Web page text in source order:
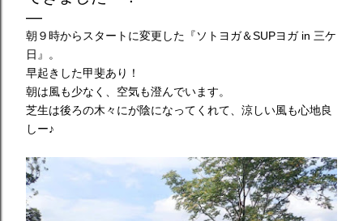
朝９時からスタートに変更した『ソトヨガ＆SUPヨガ in 三ケ
日』。
早起きした甲斐あり！
朝は風も少なく、空気も澄んでいます。
芝生は後ろの木々にが陰になってくれて、涼しい風も心地良
しー♪